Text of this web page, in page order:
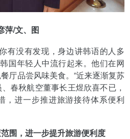
萍/文、图
有没有发现，身边讲韩语的人多
国年轻人中流行起来。他们在网
厅品尝风味美食。”近来逐渐复苏
春秋航空董事长王煜欣喜不已，
，进一步推进旅游接待体系便利
围，进一步提升旅游便利度